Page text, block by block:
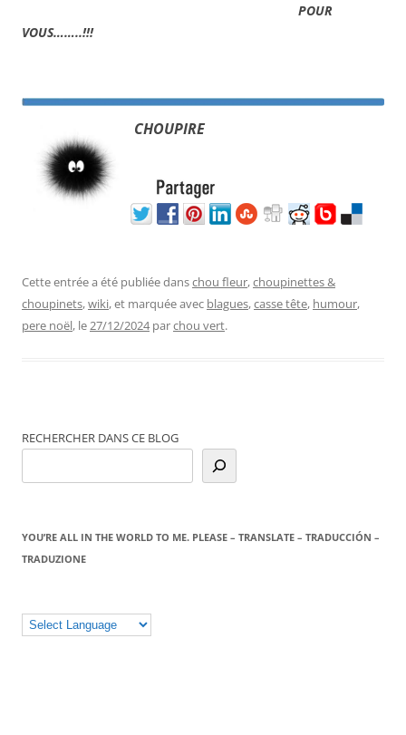
POUR
VOUS……..!!!
CHOUPIRE
Cette entrée a été publiée danschou fleur,choupinettes &
choupinets,wiki, et marquée avec blagues,casse tête, humour,
pere noël, le27/12/2024 parchou vert.
RECHERCHER DANS CE BLOG
YOU’RE ALL IN THE WORLD TO ME. PLEASE – TRANSLATE – TRADUCCIÓN –
TRADUZIONE